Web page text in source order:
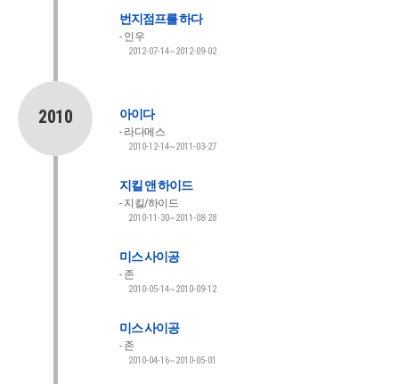
번지점프를 하다
인우
2012-07-14~2012-09-02
2010 아이다
라다메스
2010-12-14~2011-03-27
지킬 앤 하이드
지킬/하이드
2010-11-30~2011-08-28
미스 사이공
존
2010-05-14~2010-09-12
미스 사이공
존
2010-04-16~2010-05-01